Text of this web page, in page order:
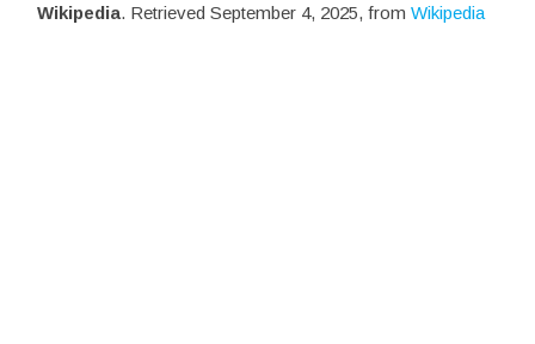
Wikipedia. Retrieved September 4, 2025, from Wikipedia